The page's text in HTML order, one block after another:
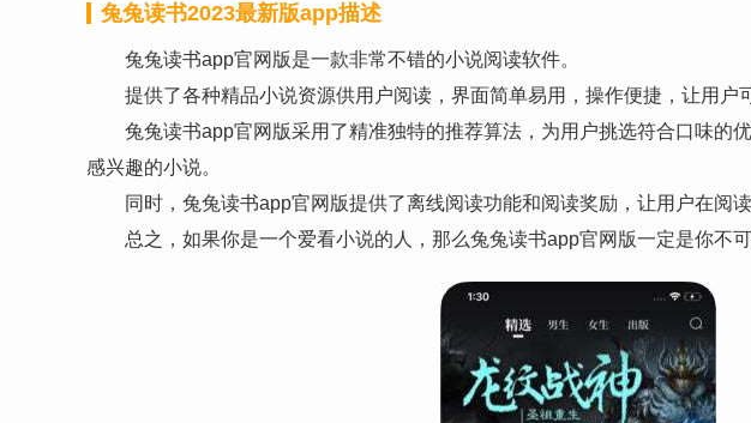
兔兔读书2023最新版app描述
兔兔读书app官网版是一款非常不错的小说阅读软件。
提供了各种精品小说资源供用户阅读，界面简单易用，操作便捷，让用户
兔兔读书app官网版采用了精准独特的推荐算法，为用户挑选符合口味的
感兴趣的小说。
同时，兔兔读书app官网版提供了离线阅读功能和阅读奖励，让用户在阅
总之，如果你是一个爱看小说的人，那么兔兔读书app官网版一定是你不可